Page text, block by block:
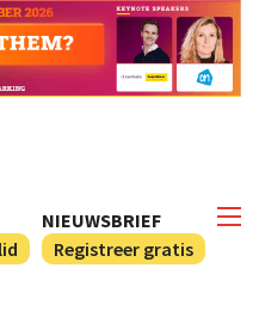
NIEUWSBRIEF
Registreer gratis